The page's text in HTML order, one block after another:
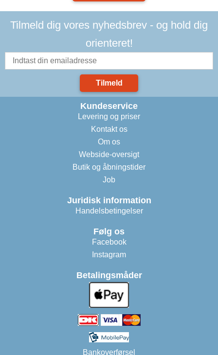
Tilmeld dig vores nyhedsbrev - og hold dig
orienteret!
Tilmeld
Kundeservice
Levering og priser
Kontakt os
Om os
Webside-oversigt
Butik og åbningstider
Job
Juridisk information
Handelsbetingelser
Følg os
Facebook
Instagram
Betalingsmåder
Bankoverførsel